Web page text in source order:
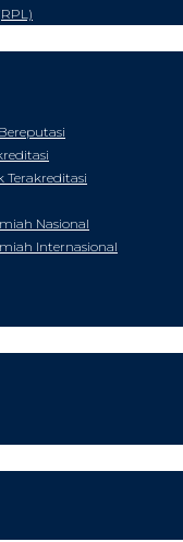
Terakreditasi
Nasional
Internasional